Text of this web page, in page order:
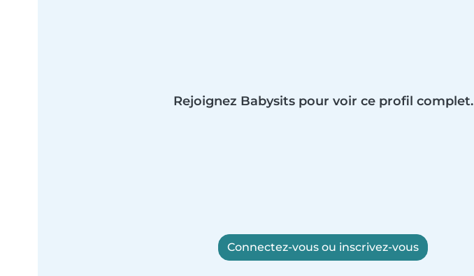
Rejoignez Babysits pour voir ce profil complet.
Connectez-vous ou inscrivez-vous